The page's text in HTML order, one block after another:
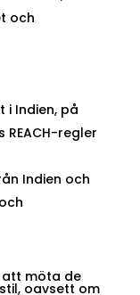
och
Indien, på
regler
Indien och
möta de
oavsett om